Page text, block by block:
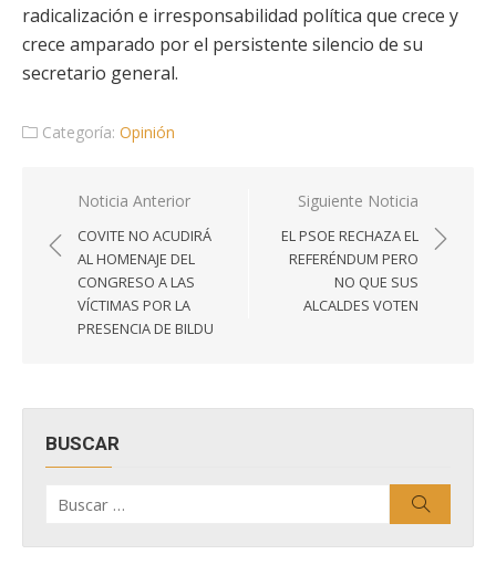
radicalización e irresponsabilidad política que crece y
crece amparado por el persistente silencio de su
secretario general.
Categoría: Opinión
Navegación
de
entradas
Noticia Anterior
COVITE NO ACUDIRÁ
AL HOMENAJE DEL
CONGRESO A LAS
VÍCTIMAS POR LA
PRESENCIA DE BILDU
Siguiente Noticia
EL PSOE RECHAZA EL
REFERÉNDUM PERO
NO QUE SUS
ALCALDES VOTEN
BUSCAR
por: